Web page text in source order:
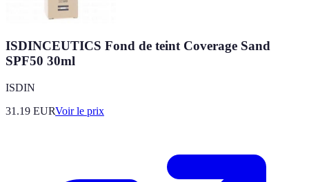
ISDINCEUTICS Fond de teint Coverage Sand
SPF50 30ml
ISDIN
31.19 EURVoir le prix